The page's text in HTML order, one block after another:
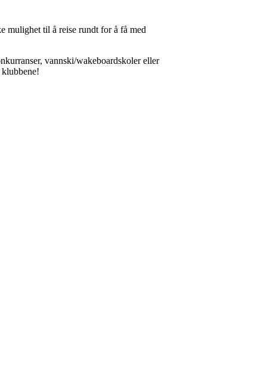
mulighet til å reise rundt for å få med
vannski/wakeboardskoler eller